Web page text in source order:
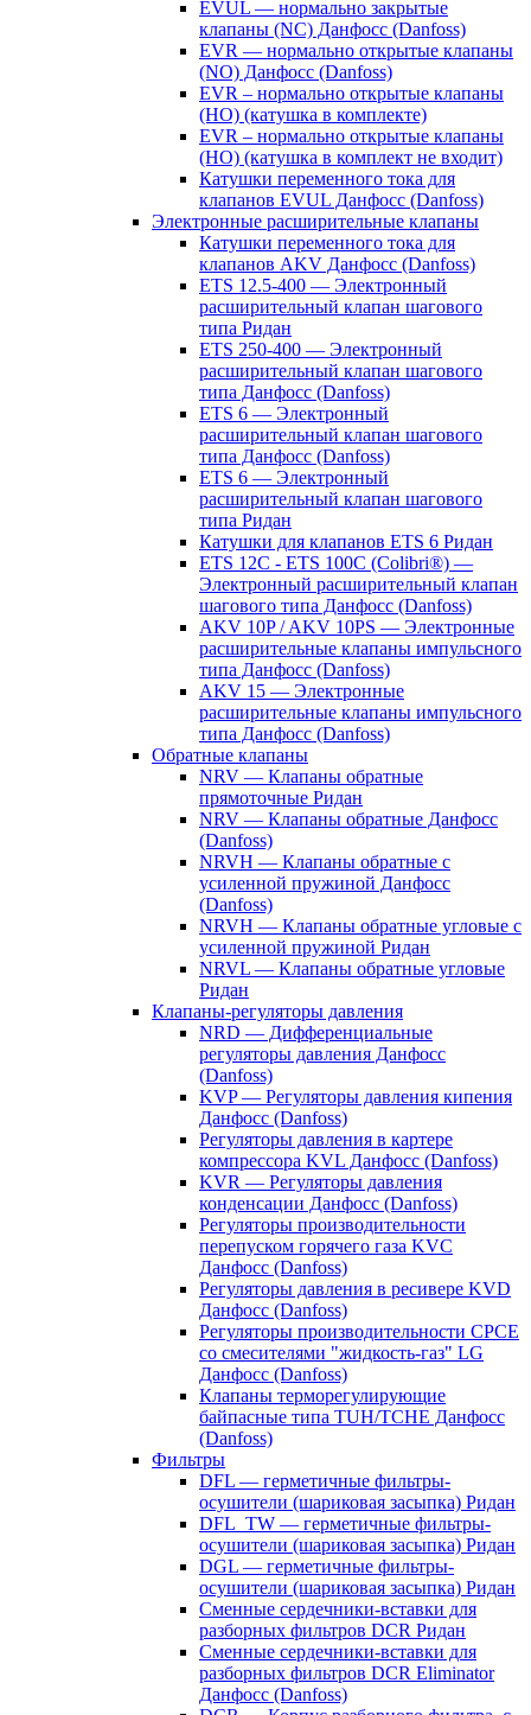
EVUL — нормально закрытые
клапаны (NC) Данфосс (Danfoss)
EVR — нормально открытые клапаны
(NO) Данфосс (Danfoss)
EVR – нормально открытые клапаны
(НО) (катушка в комплекте)
EVR – нормально открытые клапаны
(НО) (катушка в комплект не входит)
Катушки переменного тока для
клапанов EVUL Данфосс (Danfoss)
Электронные расширительные клапаны
Катушки переменного тока для
клапанов AKV Данфосс (Danfoss)
ETS 12.5-400 — Электронный
расширительный клапан шагового
типа Ридан
ETS 250-400 — Электронный
расширительный клапан шагового
типа Данфосс (Danfoss)
ETS 6 — Электронный
расширительный клапан шагового
типа Данфосс (Danfoss)
ETS 6 — Электронный
расширительный клапан шагового
типа Ридан
Катушки для клапанов ETS 6 Ридан
ETS 12C - ETS 100C (Colibri®) —
Электронный расширительный клапан
шагового типа Данфосс (Danfoss)
AKV 10P / AKV 10PS — Электронные
расширительные клапаны импульсного
типа Данфосс (Danfoss)
AKV 15 — Электронные
расширительные клапаны импульсного
типа Данфосс (Danfoss)
Обратные клапаны
NRV — Клапаны обратные
прямоточные Ридан
NRV — Клапаны обратные Данфосс
(Danfoss)
NRVH — Клапаны обратные с
усиленной пружиной Данфосс
(Danfoss)
NRVH — Клапаны обратные угловые с
усиленной пружиной Ридан
NRVL — Клапаны обратные угловые
Ридан
Клапаны-регуляторы давления
NRD — Дифференциальные
регуляторы давления Данфосс
(Danfoss)
KVP — Регуляторы давления кипения
Данфосс (Danfoss)
Регуляторы давления в картере
компрессора KVL Данфосс (Danfoss)
KVR — Регуляторы давления
конденсации Данфосс (Danfoss)
Регуляторы производительности
перепуском горячего газа KVC
Данфосс (Danfoss)
Регуляторы давления в ресивере KVD
Данфосс (Danfoss)
Регуляторы производительности CPCE
со смесителями "жидкость-газ" LG
Данфосс (Danfoss)
Клапаны терморегулирующие
байпасные типа TUH/TCHE Данфосс
(Danfoss)
Фильтры
DFL — герметичные фильтры-
осушители (шариковая засыпка) Ридан
DFL_TW — герметичные фильтры-
осушители (шариковая засыпка) Ридан
DGL — герметичные фильтры-
осушители (шариковая засыпка) Ридан
Сменные сердечники-вставки для
разборных фильтров DCR Ридан
Сменные сердечники-вставки для
разборных фильтров DCR Eliminator
Данфосс (Danfoss)